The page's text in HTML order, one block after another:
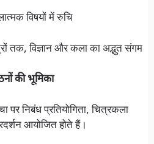
विषयों में रुचि
तक, विज्ञान और कला का अद्भुत संगम
की भूमिका
निबंध प्रतियोगिता, चित्रकला
आयोजित होते हैं।